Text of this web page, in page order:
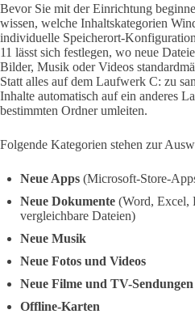
Bevor Sie mit der Einrichtung
wissen, welche Inhaltskategorien
individuelle Speicherort-
11 lässt sich festlegen, wo neue
Bilder, Musik oder Videos
Statt alles auf dem Laufwerk C: zu
Inhalte automatisch auf ein anderes
bestimmten Ordner umleiten.
Folgende Kategorien stehen zur
Neue Apps (Microsoft-Store-
Neue Dokumente (Word, Excel,
vergleichbare Dateien)
Neue Musik
Neue Fotos und Videos
Neue Filme und TV-Sendungen
Offline-Karten